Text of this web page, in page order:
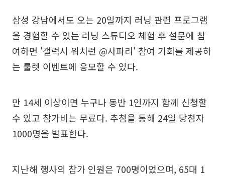
삼성 강남에서도 오는 20일까지 러닝 관련 프로그램
을 경험할 수 있는 러닝 스튜디오 체험 후 설문에 참
여하면 '갤럭시 워치런 @사파리' 참여 기회를 제공하
는 룰렛 이벤트에 응모할 수 있다.
만 14세 이상이면 누구나 동반 1인까지 함께 신청할
수 있고 참가비는 무료다. 추첨을 통해 24일 당첨자
1000명을 발표한다.
지난해 행사의 참가 인원은 700명이었으며, 65대 1